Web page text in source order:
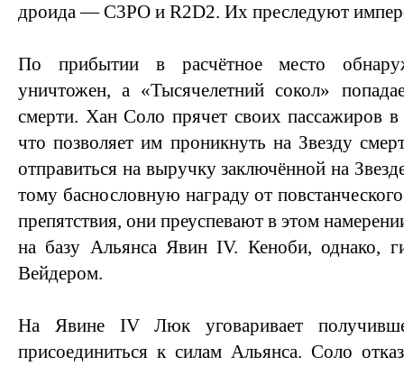
дроида — C3PO и R2D2. Их преследуют
По прибытии в расчётное место
уничтожен, а «Тысячелетний сокол»
смерти. Хан Соло прячет своих пассажиров в
что позволяет им проникнуть на Звезду
отправиться на выручку заключённой на
тому баснословную награду от
препятствия, они преуспевают в этом
на базу Альянса Явин IV. Кеноби, однако,
Вейдером.
На Явине IV Люк уговаривает
присоединиться к силам Альянса. Соло